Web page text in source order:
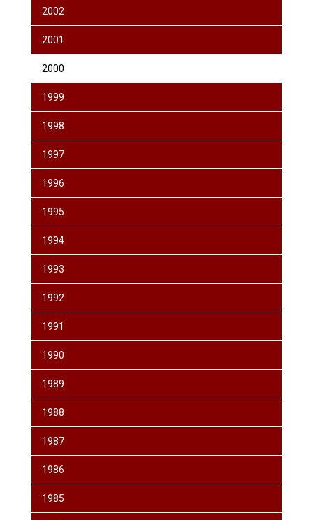
2002
2001
2000
1999
1998
1997
1996
1995
1994
1993
1992
1991
1990
1989
1988
1987
1986
1985